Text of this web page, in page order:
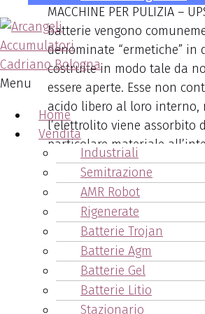
Menu
Home
Vendita
Industriali
Semitrazione
AMR Robot
Rigenerate
Batterie Trojan
Batterie Agm
Batterie Gel
Batterie Litio
Stazionario
MACCHINE PER PULIZIA –
batterie vengono
denominate “ermetiche” in
costruite in modo tale da
essere aperte. Esse non
acido libero al loro interno,
l’elettrolito viene assorbito
particolare materiale
celle. Si ottengono così
praticamente senza
che non necessitano di
aggiunta di acqua distillata
demineralizzata. Se caricato
correttamente, quindi,
batteria non necessita di
attenzioni e/o